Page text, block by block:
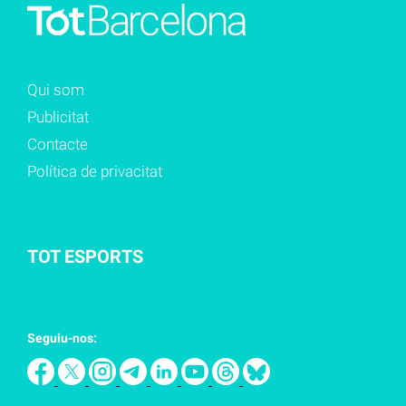
Qui som
Publicitat
Contacte
Política de privacitat
TOT ESPORTS
Seguiu-nos: